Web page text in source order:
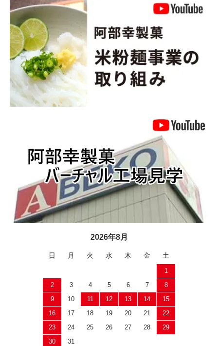
2026年8月
日 月 火 水 木 金 土
1
2
3 4 5 6 7
8
9
10 11 12 13 14
15
16
17 18 19 20 21
22
23
24 25 26 27 28
29
30
31